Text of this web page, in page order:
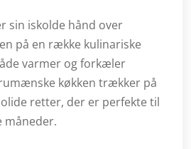
sin iskolde hånd over
på en række kulinariske
varmer og forkæler
køkken trækker på
retter, der er perfekte til
måneder.